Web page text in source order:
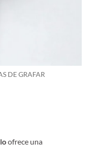
DE GRAFAR
ofrece una